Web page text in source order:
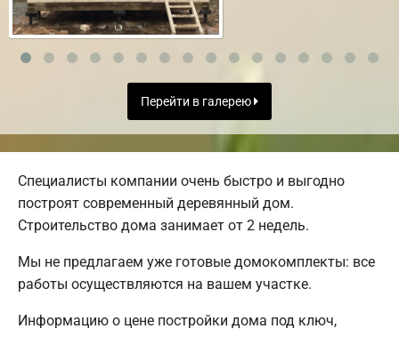
Перейти в галерею
Специалисты компании очень быстро и выгодно
построят современный деревянный дом.
Строительство дома занимает от 2 недель.
Мы не предлагаем уже готовые домокомплекты: все
работы осуществляются на вашем участке.
Информацию о цене постройки дома под ключ,